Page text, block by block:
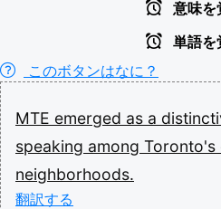
意味を
単語を
このボタンはなに？
MTE emerged as a
speaking among Toronto's
neighborhoods.
翻訳する